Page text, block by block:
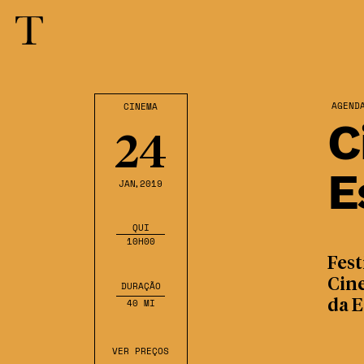
CINEMA
24
JAN,2019
QUI
10H00
DURAÇÃO
40 MI
VER PREÇOS
da